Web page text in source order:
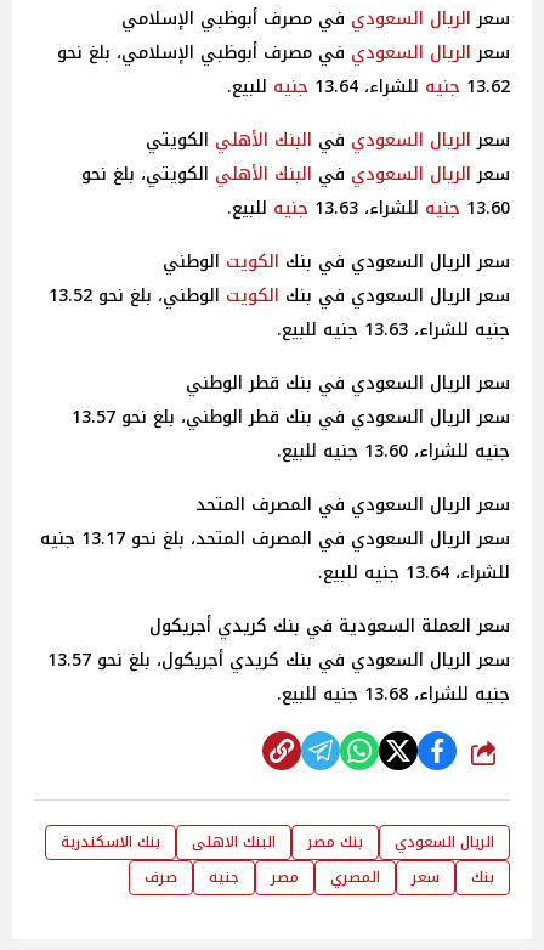
سعرالريال السعودي في مصرف أبوظبي الإسلامي
سعرالريال السعودي في مصرف أبوظبي الإسلامي، بلغ نحو
13.62 جنيه للشراء، 13.64 جنيه للبيع.
سعرالريال السعودي في البنك الأهلي الكويتي
سعرالريال السعودي في البنك الأهلي الكويتي، بلغ نحو
13.60 جنيه للشراء، 13.63 جنيه للبيع.
سعر الريال السعودي في بنك الكويت الوطني
سعر الريال السعودي في بنك الكويت
الوطني، بلغ نحو 13.52
جنيه للشراء، 13.63 جنيه للبيع.
سعر الريال السعودي في بنك قطر الوطني
سعر الريال السعودي في بنك قطر الوطني، بلغ نحو 13.57
جنيه للشراء، 13.60 جنيه للبيع.
سعر الريال السعودي في المصرف المتحد
سعر الريال السعودي في المصرف المتحد، بلغ نحو 13.17 جنيه
للشراء، 13.64 جنيه للبيع.
سعر العملة السعودية في بنك كريدي أجريكول
سعر الريال السعودي في بنك كريدي أجريكول، بلغ نحو 13.57
جنيه للشراء، 13.68 جنيه للبيع.
شارك
الريال السعودي بنك مصر البنك الاهلى
بنك الاسكندرية
بنك
سعر المصري مصر جنيه صرف